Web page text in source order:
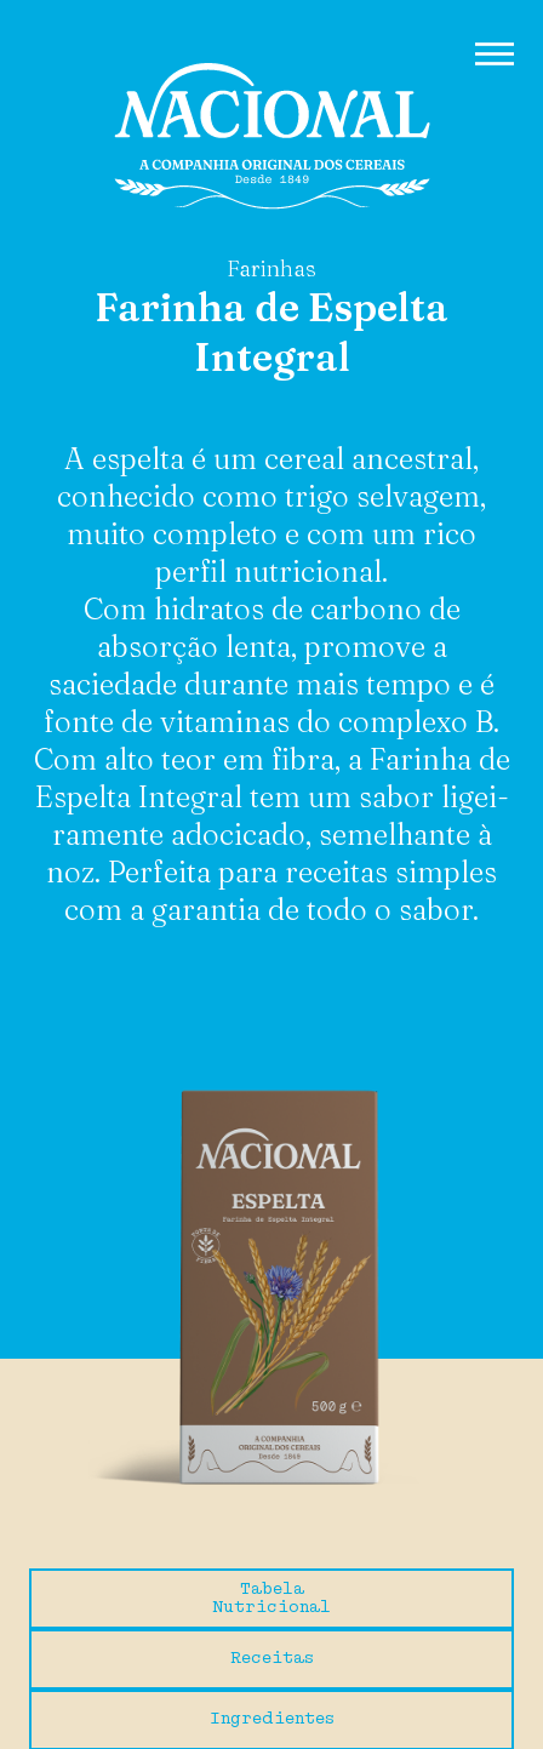
Farinhas
Farinha de Espelta
Integral
A espelta é um cereal ancestral,
conhecido como trigo selvagem,
muito completo e com um rico
perfil nutricional.
Com hidratos de carbono de
absorção lenta, promove a
saciedade durante mais tempo e é
fonte de vitaminas do complexo B.
Com alto teor em fibra, a Farinha de
Espelta Integral tem um sabor ligei-
ramente adocicado, semelhante à
noz. Perfeita para receitas simples
com a garantia de todo o sabor.
Tabela
Nutricional
Receitas
Ingredientes